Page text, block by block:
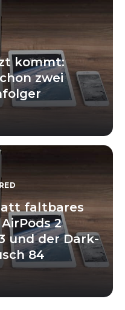
kommt:
zwei
faltbares
2
und der Dark-
84